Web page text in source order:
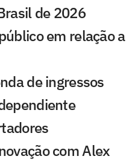
de 2026
em relação a
de ingressos
com Alex